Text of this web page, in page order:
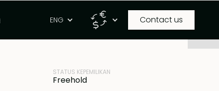
ENG Contact us
ID PROPERTI
STATUS KEPEMILIKAN
Freehold